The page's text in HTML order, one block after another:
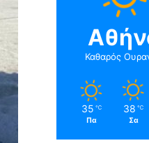
Καθαρός
35 ℃
Πα
38 ℃
Σα